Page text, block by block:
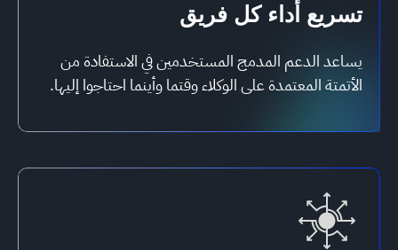
تسريع أداء كل فريق
يساعد الدعم المدمج المستخدمين في الاستفادة من
الأتمتة المعتمدة على الوكلاء وقتما وأينما احتاجوا إليها.